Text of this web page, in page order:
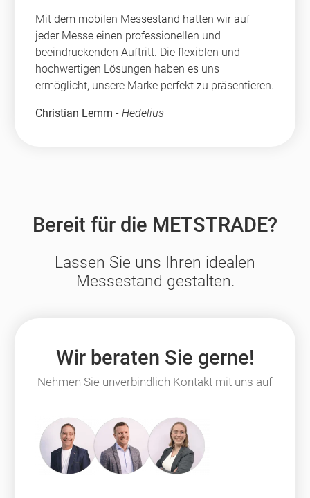
Mit dem mobilen Messestand hatten wir auf
jeder Messe einen professionellen und
beeindruckenden Auftritt. Die flexiblen und
hochwertigen Lösungen haben es uns
ermöglicht, unsere Marke perfekt zu präsentieren.
Christian Lemm - Hedelius
Bereit für die METSTRADE?
Lassen Sie uns Ihren idealen
Messestand gestalten.
Wir beraten Sie gerne!
Nehmen Sie unverbindlich Kontakt mit uns auf